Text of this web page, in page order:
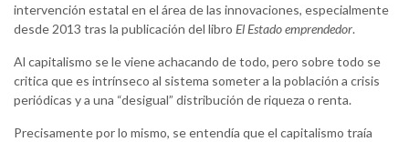
intervención estatal en el área de las innovaciones, especialmente
desde 2013 tras la publicación del libro El Estado emprendedor.
Al capitalismo se le viene achacando de todo, pero sobre todo se
critica que es intrínseco al sistema someter a la población a crisis
periódicas y a una “desigual” distribución de riqueza o renta.
Precisamente por lo mismo, se entendía que el capitalismo traía